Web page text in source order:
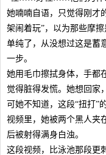
她喃喃自语，只觉得刚才
架闹着玩”，以为那些摩
单纯了，从没想过这是蓄
一步。
她用毛巾擦拭身体，手都
觉得脏得发慌。她想回家
可她不知道，这段“扭打”
视频里，她被两个黑人夹
后被射得满身白浊。
这段视频，比泳池那段更